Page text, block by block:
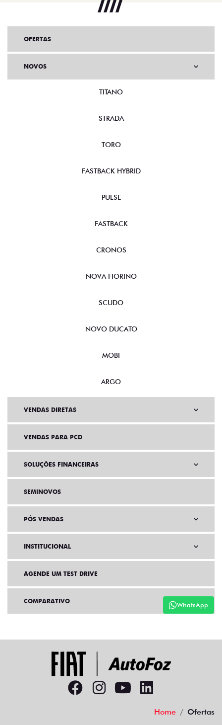
WhatsApp
OFERTAS
NOVOS
TITANO
STRADA
TORO
FASTBACK HYBRID
PULSE
FASTBACK
CRONOS
NOVA FIORINO
SCUDO
NOVO DUCATO
MOBI
ARGO
VENDAS DIRETAS
VENDAS PARA PCD
SOLUÇÕES FINANCEIRAS
SEMINOVOS
PÓS VENDAS
INSTITUCIONAL
AGENDE UM TEST DRIVE
COMPARATIVO
Home Ofertas